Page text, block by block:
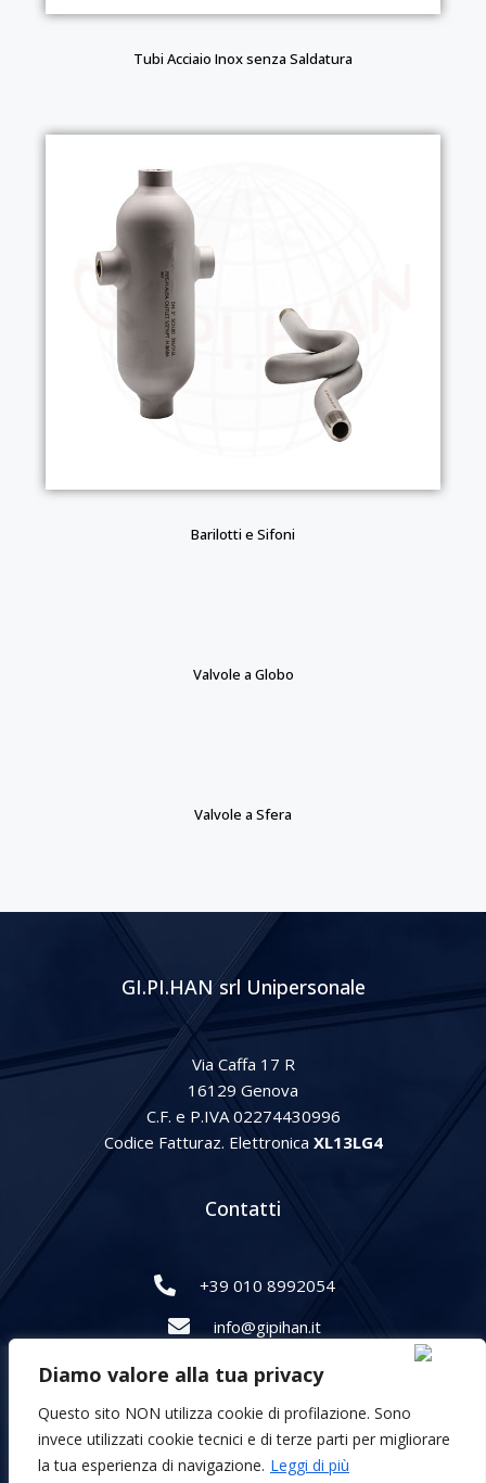
Diamo valore alla tua privacy
Questo sito NON utilizza cookie di profilazione. Sono
invece utilizzati cookie tecnici e di terze parti per migliorare
la tua esperienza di navigazione. Leggi di più
Tubi Acciaio Inox senza Saldatura
Barilotti e Sifoni
Valvole a Globo
Valvole a Sfera
GI.PI.HAN srl Unipersonale
Via Caffa 17 R
16129 Genova
C.F. e P.IVA 02274430996
Codice Fatturaz. Elettronica XL13LG4
Contatti
+39 010 8992054
info@gipihan.it
Italiano
English